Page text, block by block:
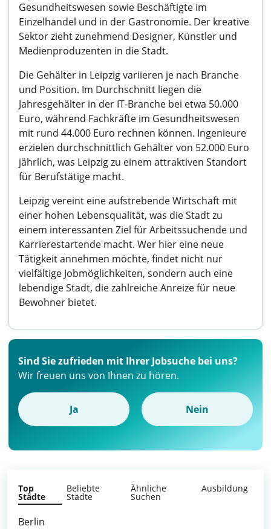
Gesundheitswesen sowie Beschäftigte im
Einzelhandel und in der Gastronomie. Der kreative
Sektor zieht zunehmend Designer, Künstler und
Medienproduzenten in die Stadt.
Die Gehälter in Leipzig variieren je nach Branche
und Position. Im Durchschnitt liegen die
Jahresgehälter in der IT-Branche bei etwa 50.000
Euro, während Fachkräfte im Gesundheitswesen
mit rund 44.000 Euro rechnen können. Ingenieure
erzielen durchschnittlich Gehälter von 52.000 Euro
jährlich, was Leipzig zu einem attraktiven Standort
für Berufstätige macht.
Leipzig vereint eine aufstrebende Wirtschaft mit
einer hohen Lebensqualität, was die Stadt zu
einem interessanten Ziel für Arbeitssuchende und
Karrierestartende macht. Wer hier eine neue
Tätigkeit annehmen möchte, findet nicht nur
vielfältige Jobmöglichkeiten, sondern auch eine
lebendige Stadt, die zahlreiche Anreize für neue
Bewohner bietet.
Sind Sie zufrieden mit Ihrer Jobsuche bei uns?
Wir freuen uns von Ihnen zu hören.
Ja Nein
Top
Städte
Beliebte
Städte
Ähnliche
Suchen
Ausbildung
Berlin